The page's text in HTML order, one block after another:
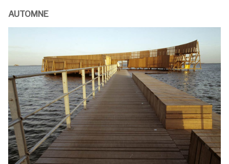
AUTOMNE